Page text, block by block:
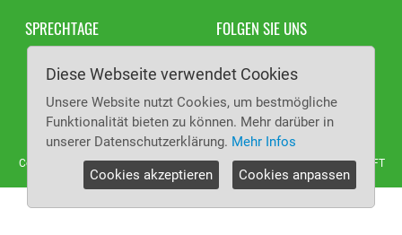
SPRECHTAGE
Donnerstag
08:00 - 17:00
Weitere Termine nach Vereinbarung.
FOLGEN SIE UNS
Facebook
Copyright (C) 2026 TREUENER WOHNUNGSVERWALTUNGSGESELLSCHAFT
mbH. Alle Rechte vorbehalten.
Diese Webseite verwendet Cookies
Unsere Website nutzt Cookies, um bestmögliche
Funktionalität bieten zu können. Mehr darüber in
unserer Datenschutzerklärung. Mehr Infos
Cookies akzeptieren Cookies anpassen